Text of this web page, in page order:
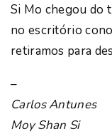
Si Mo chegou do
no escritório
retiramos para
–
Carlos Antunes
Moy Shan Si